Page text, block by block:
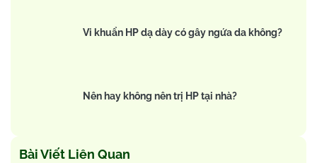
Vi khuẩn HP dạ dày có gây ngứa da không?
Nên hay không nên trị HP tại nhà?
Bài Viết Liên Quan